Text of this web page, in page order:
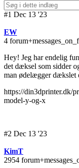
#1 Dec 13 '23
EW
4
Hey! Jeg har endelig
det dæksel som sidder
man ødelægger dækslet
https://din3dprinter.dk/
model-y-og-x
#2 Dec 13 '23
KimT
2954